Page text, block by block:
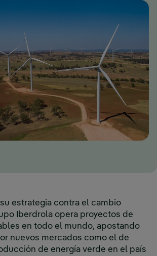
estrategia contra el cambio
Iberdrola opera proyectos de
en todo el mundo, apostando
nuevos mercados como el de
de energía verde en el país